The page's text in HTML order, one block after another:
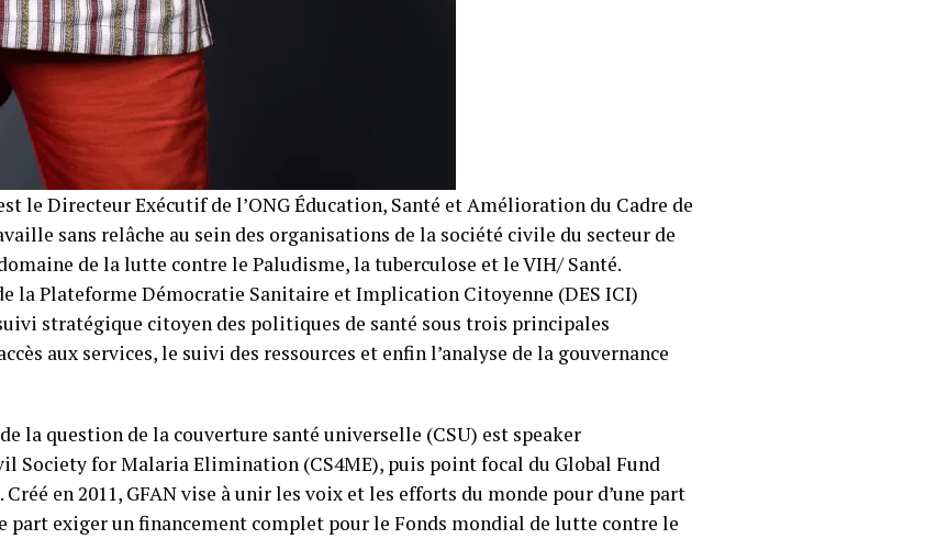
le Directeur Exécutif de l’ONG Éducation, Santé et Amélioration du Cadre de
sans relâche au sein des organisations de la société civile du secteur de
de la lutte contre le Paludisme, la tuberculose et le VIH/ Santé.
la Plateforme Démocratie Sanitaire et Implication Citoyenne (DES ICI)
stratégique citoyen des politiques de santé sous trois principales
aux services, le suivi des ressources et enfin l’analyse de la gouvernance
la question de la couverture santé universelle (CSU) est speaker
Society for Malaria Elimination (CS4ME), puis point focal du Global Fund
en 2011, GFAN vise à unir les voix et les efforts du monde pour d’une part
part exiger un financement complet pour le Fonds mondial de lutte contre le